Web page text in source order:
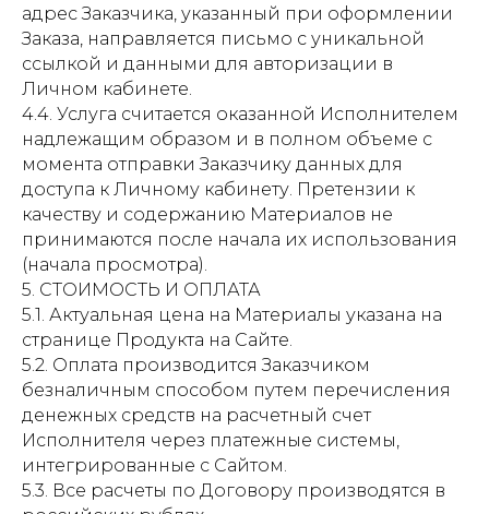
адрес Заказчика, указанный при оформлении
Заказа, направляется письмо с уникальной
ссылкой и данными для авторизации в
Личном кабинете.
4.4. Услуга считается оказанной Исполнителем
надлежащим образом и в полном объеме с
момента отправки Заказчику данных для
доступа к Личному кабинету. Претензии к
качеству и содержанию Материалов не
принимаются после начала их использования
(начала просмотра).
5. СТОИМОСТЬ И ОПЛАТА
5.1. Актуальная цена на Материалы указана на
странице Продукта на Сайте.
5.2. Оплата производится Заказчиком
безналичным способом путем перечисления
денежных средств на расчетный счет
Исполнителя через платежные системы,
интегрированные с Сайтом.
5.3. Все расчеты по Договору производятся в